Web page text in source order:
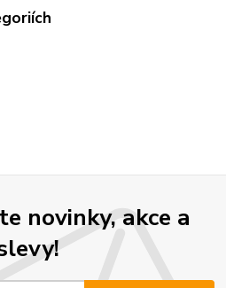
novinky, akce a